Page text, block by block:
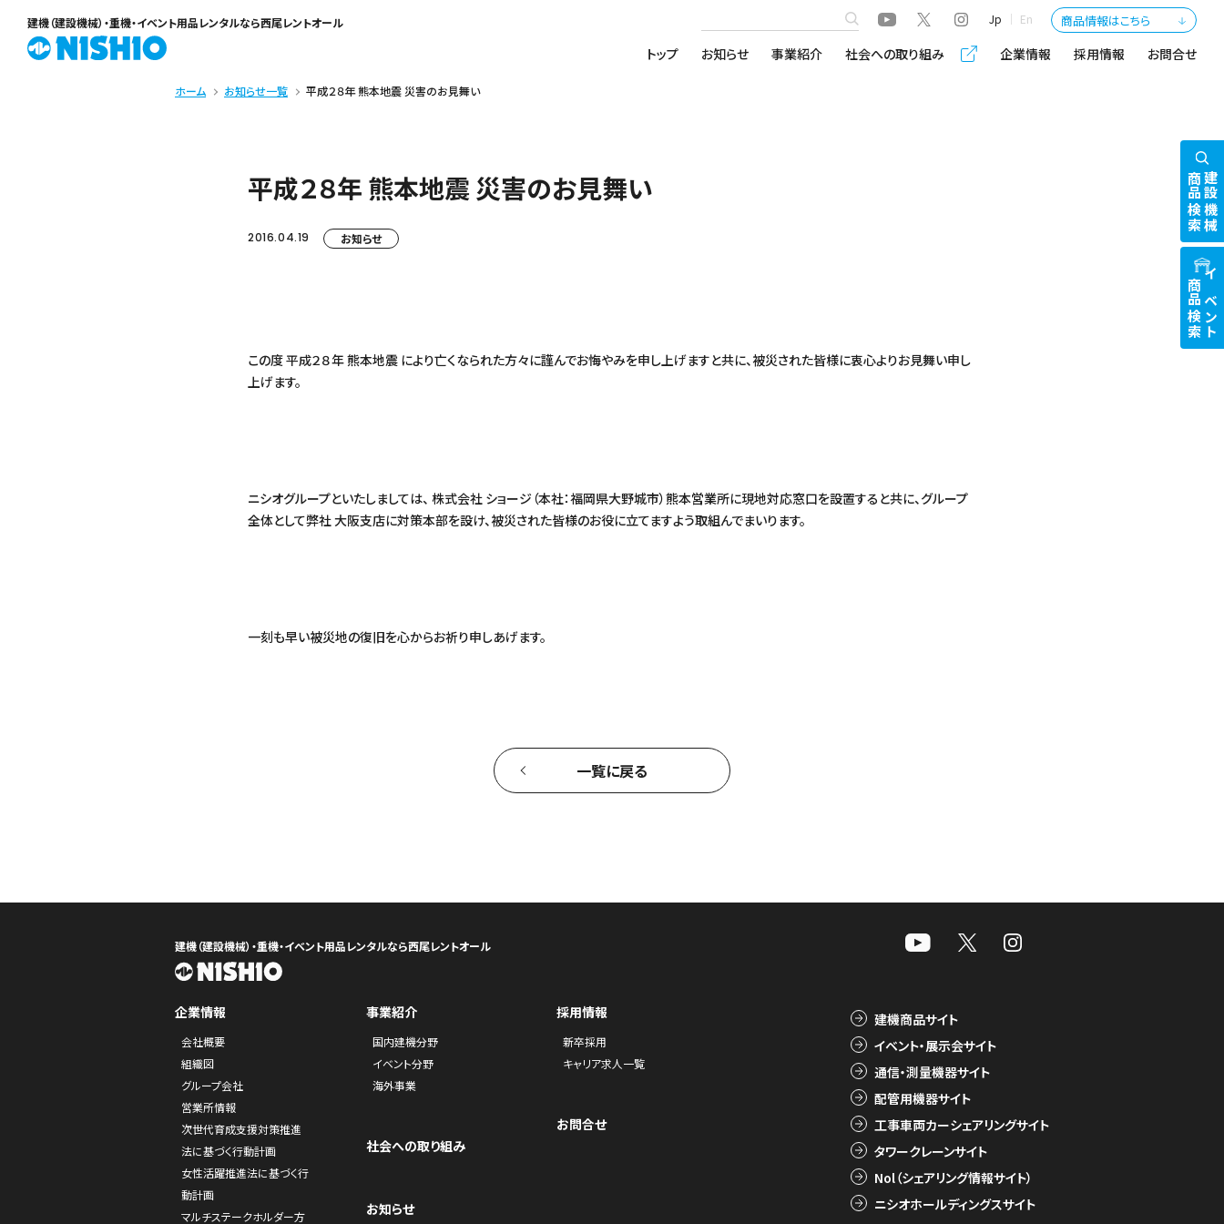
建機（建設機械）・重機・イベント用品レンタルなら西尾レントオール Jp En 商品情報はこちら
トップ お知らせ 事業紹介 社会への取り組み 企業情報 採用情報 お問合せ
ホーム お知らせ一覧 平成２８年 熊本地震 災害のお見舞い
平成２８年 熊本地震 災害のお見舞い
2016.04.19 お知らせ
この度 平成２８年 熊本地震 により亡くなられた方々に謹んでお悔やみを申し上げますと共に、被災された皆様に衷心よりお見舞い申し
上げます。
ニシオグループといたしましては、 株式会社 ショージ（本社：福岡県大野城市）熊本営業所に現地対応窓口を設置すると共に、グループ
全体として弊社 大阪支店に対策本部を設け、被災された皆様のお役に立てますよう取組んでまいります。
一刻も早い被災地の復旧を心からお祈り申しあげます。
一覧に戻る
建設機械
商品検索
イベント
商品検索
建機（建設機械）・重機・イベント用品レンタルなら西尾レントオール
企業情報
会社概要
組織図
グループ会社
営業所情報
次世代育成支援対策推進
法に基づく行動計画
女性活躍推進法に基づく行
動計画
マルチステークホルダー方
事業紹介
国内建機分野
イベント分野
海外事業
社会への取り組み
お知らせ
採用情報
新卒採用
キャリア求人一覧
お問合せ
建機商品サイト
イベント・展示会サイト
通信・測量機器サイト
配管用機器サイト
工事車両カーシェアリングサイト
タワークレーンサイト
Nol（シェアリング情報サイト）
ニシオホールディングスサイト